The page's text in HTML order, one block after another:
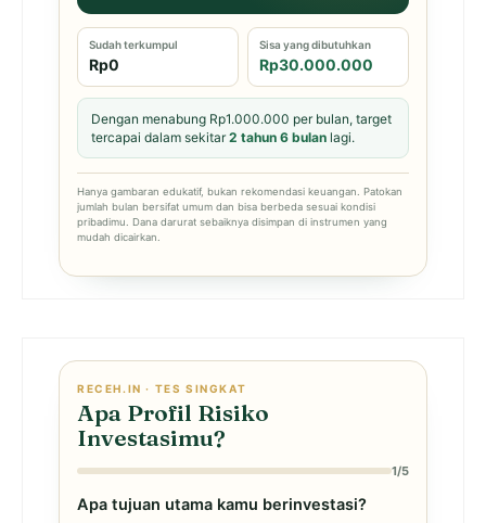
Sudah terkumpul
Rp0
Sisa yang dibutuhkan
Rp30.000.000
Dengan menabung Rp1.000.000 per bulan, target
tercapai dalam sekitar2 tahun 6 bulan lagi.
Hanya gambaran edukatif, bukan rekomendasi keuangan. Patokan
jumlah bulan bersifat umum dan bisa berbeda sesuai kondisi
pribadimu. Dana darurat sebaiknya disimpan di instrumen yang
mudah dicairkan.
RECEH.IN · TES SINGKAT
Apa Profil Risiko
Investasimu?
1/5
Apa tujuan utama kamu berinvestasi?